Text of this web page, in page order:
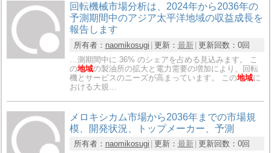
回転機械市場分析は、2024年から2036年の
予測期間中のアジア太平洋地域の収益成長を
報告します
所有者： naomikosugi 更新： 最新 更新回数： 0回
…測期間中に 36% のシェアを占める見込みます。 こ
の地域の製油所の拡大と電力需要の増加により、回転
機とサービスのニーズが高まっています。 この地域に
おける大規…
メロキシカム市場から2036年までの市場規
模、開発状況、トップメーカー、予測
所有者： naomikosugi 更新： 最新 更新回数： 0回